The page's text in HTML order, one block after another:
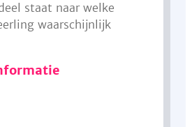
staat naar welke
waarschijnlijk